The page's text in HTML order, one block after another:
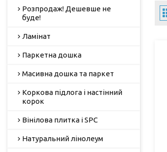
Розпродаж! Дешевше не
буде!
Ламінат
Паркетна дошка
Масивна дошка та паркет
Коркова підлога і настінний
корок
Вінілова плитка і SPC
Натуральний лінолеум